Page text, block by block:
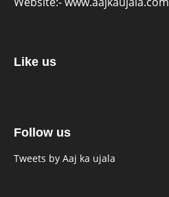
Like us
Follow us
Tweets by Aaj ka ujala